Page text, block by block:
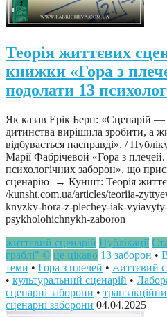
Теорія життєвих
книжки «Гора з
подолати 13
Як казав Ерік Берн: «Сценарій
дитинства вирішила зробити, а
відбувається насправді». /
Марії Фабрічевой «Гора з
психологічних заборон», що
сценарію → Куншт: Теорія
/kunsht.com.ua/articles/teoriia-
knyzky-hora-z-plechey-iak-
psykholohichnykh-zaboron
життєвий сценарій Публікації
граблі" © це цікаво 13 заборон •
теми • Гора з плечей • життєвий
• культуральний сценарій •
сценарні заборони •
сценарні заборони 04.04.2025